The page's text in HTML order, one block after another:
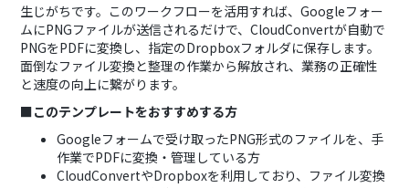
生じがちです。このワークフローを活用すれば、Googleフォー
ムにPNGファイルが送信されるだけで、CloudConvertが自動で
PNGをPDFに変換し、指定のDropboxフォルダに保存します。
面倒なファイル変換と整理の作業から解放され、業務の正確性
と速度の向上に繋がります。
■このテンプレートをおすすめする方
Googleフォームで受け取ったPNG形式のファイルを、手
作業でPDFに変換・管理している方
CloudConvertやDropboxを利用しており、ファイル変換